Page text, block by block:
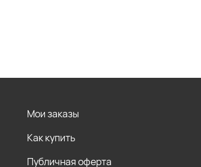
Мои заказы
Как купить
Публичная оферта